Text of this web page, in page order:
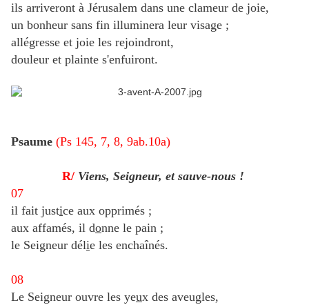
ils arriveront à Jérusalem dans une clameur de joie,
un bonheur sans fin illuminera leur visage ;
allégresse et joie les rejoindront,
douleur et plainte s'enfuiront.
Psaume (Ps 145, 7, 8, 9ab.10a)
R/ Viens, Seigneur, et sauve-nous !
07
il fait justice aux opprimés ;
aux affamés, il donne le pain ;
le Seigneur délie les enchaînés.
08
Le Seigneur ouvre les yeux des aveugles,